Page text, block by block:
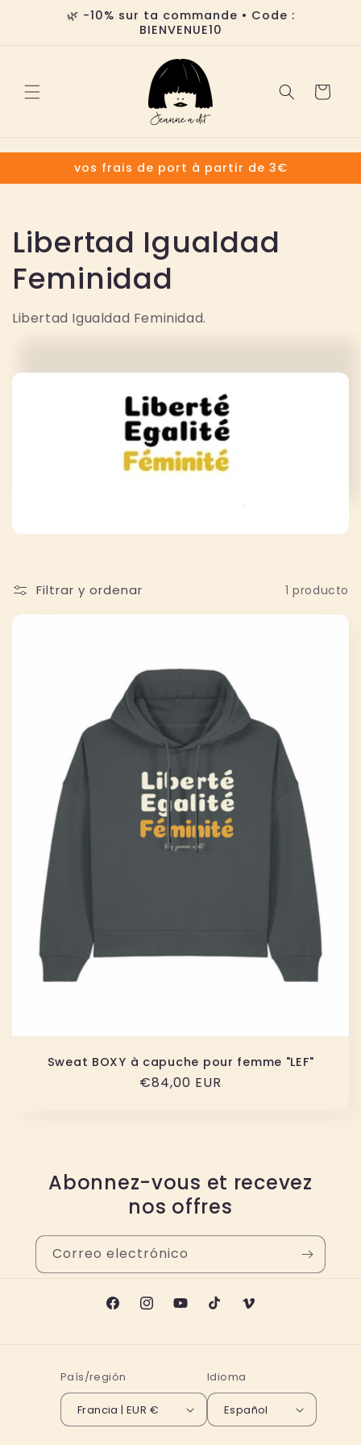
directamente🌿 -10% sur ta commande • Code :
BIENVENUE10
Carrito
vos frais de port à partir de 3€
C
o
l
c
n
Libertad Igualdad
Feminidad
Libertad Igualdad Feminidad.
Filtrar y ordenar 1 producto
Sweat BOXY à capuche pour femme "LEF"
Precio
€84,00 EUR
Abonnez-vous et recevez
nos offres
Correo electrónico
FacebookInstagramYouTubeTikTok Vimeo
País/región
Francia | EUR €
Idioma
Español